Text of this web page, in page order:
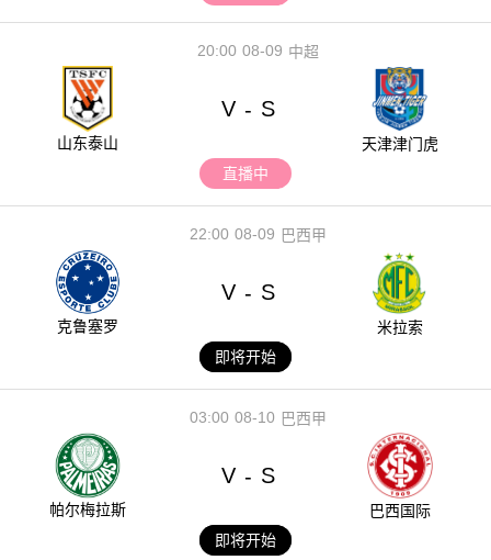
08-09
20:00 中超
山东泰山
V - S
天津津门虎
直播中
08-09
22:00 巴西甲
克鲁塞罗
V - S
米拉索
即将开始
08-10
03:00 巴西甲
帕尔梅拉斯
V - S
巴西国际
即将开始